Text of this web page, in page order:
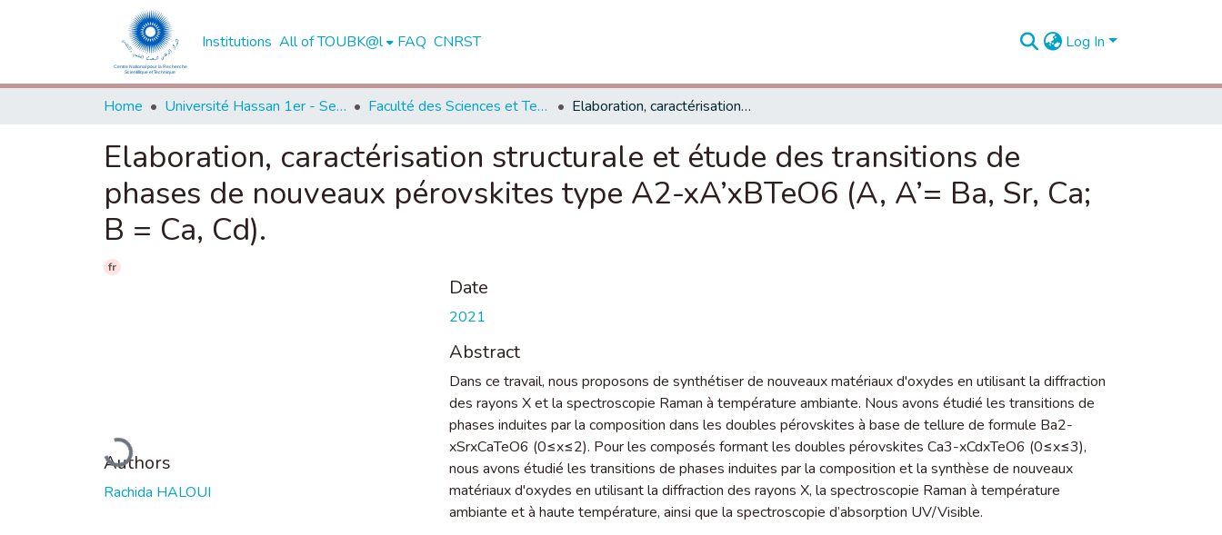
Institutions All of TOUBK@l FAQ CNRST Log In
Home Université Hassan 1er - Settat Faculté des Sciences et Techniques - Settat Elaboration, caractérisation structurale et étude des transitions de phases de nouveaux pérovskites type A2-xA’xBTeO6 (A, A’= Ba, Sr, Ca; B = Ca, Cd).
Elaboration, caractérisation structurale et étude des transitions de
phases de nouveaux pérovskites type A2-xA’xBTeO6 (A, A’= Ba, Sr, Ca;
B = Ca, Cd).
fr
Loading...
Authors
Rachida HALOUI
Date
2021
Abstract
Dans ce travail, nous proposons de synthétiser de nouveaux matériaux d'oxydes en utilisant la diffraction
des rayons X et la spectroscopie Raman à température ambiante. Nous avons étudié les transitions de
phases induites par la composition dans les doubles pérovskites à base de tellure de formule Ba2-
xSrxCaTeO6 (0≤x≤2). Pour les composés formant les doubles pérovskites Ca3-xCdxTeO6 (0≤x≤3),
nous avons étudié les transitions de phases induites par la composition et la synthèse de nouveaux
matériaux d'oxydes en utilisant la diffraction des rayons X, la spectroscopie Raman à température
ambiante et à haute température, ainsi que la spectroscopie d’absorption UV/Visible.